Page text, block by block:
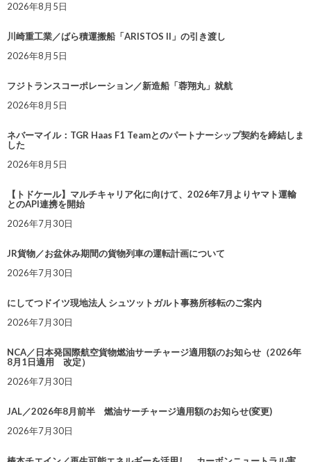
2026年8月5日
川崎重工業／ばら積運搬船「ARISTOS II」の引き渡し
2026年8月5日
フジトランスコーポレーション／新造船「蓉翔丸」就航
2026年8月5日
ネバーマイル：TGR Haas F1 Teamとのパートナーシップ契約を締結しま
した
2026年8月5日
【トドケール】マルチキャリア化に向けて、2026年7月よりヤマト運輸
とのAPI連携を開始
2026年7月30日
JR貨物／お盆休み期間の貨物列車の運転計画について
2026年7月30日
にしてつドイツ現地法人 シュツットガルト事務所移転のご案内
2026年7月30日
NCA／日本発国際航空貨物燃油サーチャージ適用額のお知らせ（2026年
8月1日適用 改定）
2026年7月30日
JAL／2026年8月前半 燃油サーチャージ適用額のお知らせ(変更)
2026年7月30日